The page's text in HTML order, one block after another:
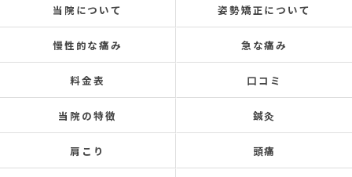
当院について 姿勢矯正について
慢性的な痛み 急な痛み
料金表 口コミ
当院の特徴 鍼灸
肩こり 頭痛